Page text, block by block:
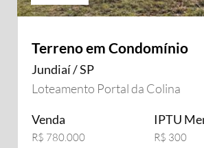
Terreno em Condomínio
Jundiaí / SP
Loteamento Portal da Colina
Venda
R$ 780.000
IPTU
R$ 300